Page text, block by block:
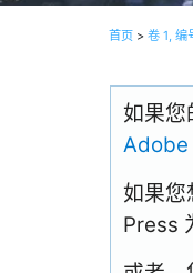
首页 > 卷 1, 编
如果您
如果您
Press